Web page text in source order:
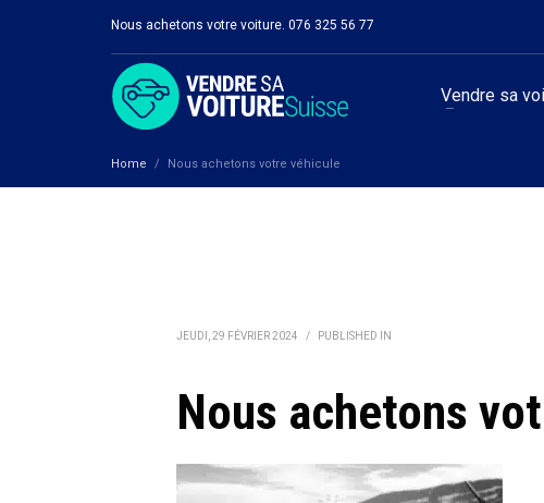
Nous achetons votre voiture. 076 325 56 77
Vendre sa
Home Nous achetons votre véhicule
JEUDI, 29 FÉVRIER 2024 / PUBLISHED IN
Nous achetons